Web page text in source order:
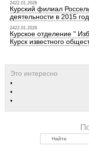
2422.01.2026
Курский филиал
деятельности в 2015
2422.01.2026
Курское отделение "
Курск известного
Найти